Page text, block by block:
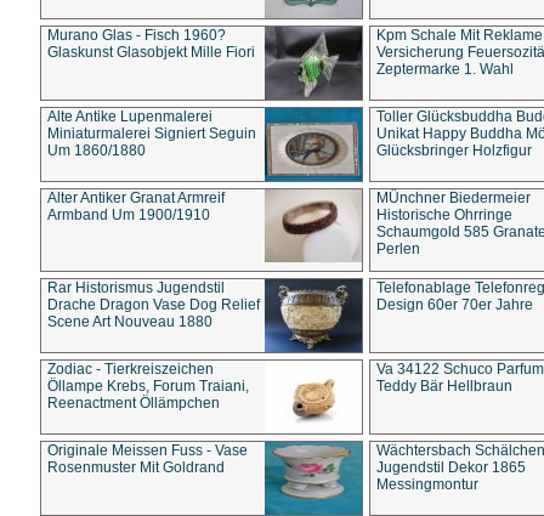
Murano Glas - Fisch 1960?
Glaskunst Glasobjekt Mille Fiori
Kpm Schale Mit Reklame
Versicherung
Zeptermarke 1. Wahl
Alte Antike Lupenmalerei
Miniaturmalerei Signiert Seguin
Um 1860/1880
Toller Glücksbuddha
Unikat Happy Buddha
Glücksbringer Holzfigur
Alter Antiker Granat Armreif
Armband Um 1900/1910
MÜnchner Biedermeier
Historische Ohrringe
Schaumgold 585
Perlen
Rar Historismus Jugendstil
Drache Dragon Vase Dog Relief
Scene Art Nouveau 1880
Telefonablage
Design 60er 70er Jahre
Zodiac - Tierkreiszeichen
Öllampe Krebs, Forum Traiani,
Reenactment Öllämpchen
Va 34122 Schuco
Teddy Bär Hellbraun
Originale Meissen Fuss - Vase
Rosenmuster Mit Goldrand
Wächtersbach Schälchen
Jugendstil Dekor 1865
Messingmontur